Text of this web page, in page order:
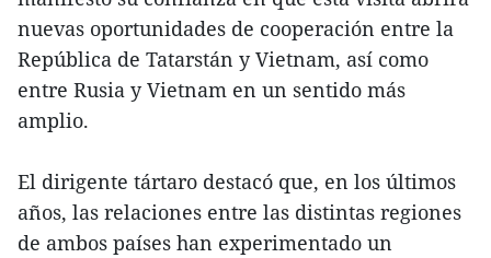
nuevas oportunidades de cooperación entre la
República de Tatarstán y Vietnam, así como
entre Rusia y Vietnam en un sentido más
amplio.
El dirigente tártaro destacó que, en los últimos
años, las relaciones entre las distintas regiones
de ambos países han experimentado un